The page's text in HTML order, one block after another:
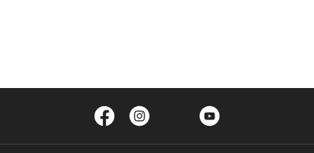
Facebook Twitter